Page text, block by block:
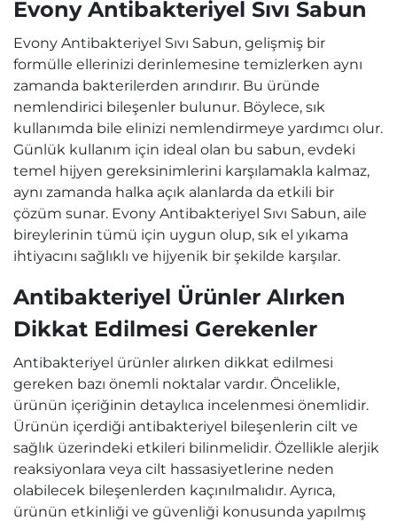
Evony Antibakteriyel Sıvı Sabun
Evony Antibakteriyel Sıvı Sabun, gelişmiş bir
formülle ellerinizi derinlemesine temizlerken aynı
zamanda bakterilerden arındırır. Bu üründe
nemlendirici bileşenler bulunur. Böylece, sık
kullanımda bile elinizi nemlendirmeye yardımcı olur.
Günlük kullanım için ideal olan bu sabun, evdeki
temel hijyen gereksinimlerini karşılamakla kalmaz,
aynı zamanda halka açık alanlarda da etkili bir
çözüm sunar. Evony Antibakteriyel Sıvı Sabun, aile
bireylerinin tümü için uygun olup, sık el yıkama
ihtiyacını sağlıklı ve hijyenik bir şekilde karşılar.
Antibakteriyel Ürünler Alırken
Dikkat Edilmesi Gerekenler
Antibakteriyel ürünler alırken dikkat edilmesi
gereken bazı önemli noktalar vardır. Öncelikle,
ürünün içeriğinin detaylıca incelenmesi önemlidir.
Ürünün içerdiği antibakteriyel bileşenlerin cilt ve
sağlık üzerindeki etkileri bilinmelidir. Özellikle alerjik
reaksiyonlara veya cilt hassasiyetlerine neden
olabilecek bileşenlerden kaçınılmalıdır. Ayrıca,
ürünün etkinliği ve güvenliği konusunda yapılmış